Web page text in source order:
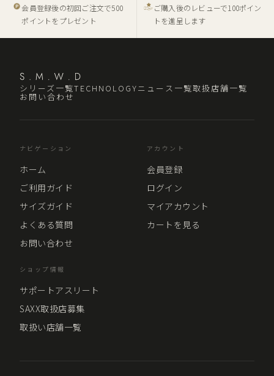
会員登録後の初回ご注文で500
ポイントをプレゼント
ご購入後のレビューで100ポイン
トを進呈します
シリーズ一覧TECHNOLOGYニュース一覧取扱店舗一覧
お問い合わせ
ナビゲーション
ホーム
ご利用ガイド
サイズガイド
よくある質問
お問い合わせ
アカウント
会員登録
ログイン
マイアカウント
カートを見る
ショップ情報
サポートアスリート
SAXX取扱店募集
取扱い店舗一覧